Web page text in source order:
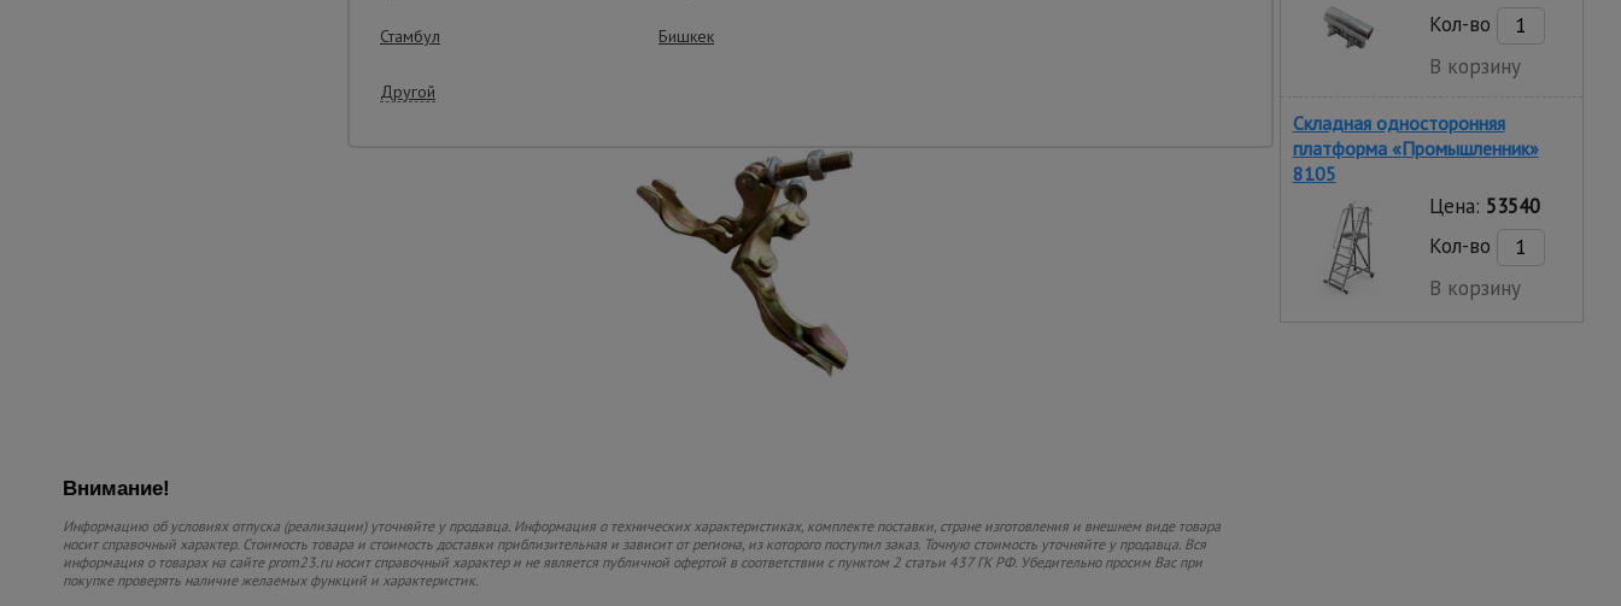
Внимание!
Информацию об условиях отпуска (реализации) уточняйте у продавца. Информация о технических характеристиках, комплекте поставки, стране изготовления и внешнем виде товара
носит справочный характер. Стоимость товара и стоимость доставки приблизительная и зависит от региона, из которого поступил заказ. Точную стоимость уточняйте у продавца. Вся
информация о товарах на сайте prom23.ru носит справочный характер и не является публичной офертой в соответствии с пунктом 2 статьи 437 ГК РФ. Убедительно просим Вас при
покупке проверять наличие желаемых функций и характеристик.
Кол-во
В корзину
Складная односторонняя
платформа «Промышленник»
8105
Цена: 53540
Кол-во
В корзину
Стамбул Бишкек
Другой